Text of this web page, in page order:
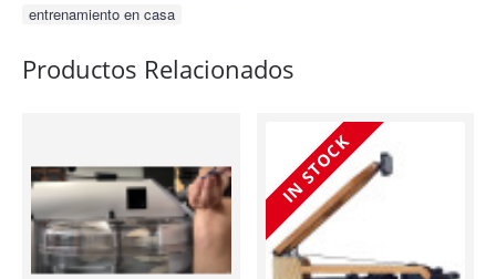
entrenamiento en casa
Productos Relacionados
IN STOCK